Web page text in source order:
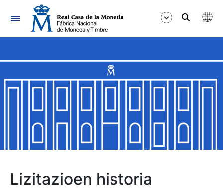
Nabigazioa
Erakutsi/Ezkutatu
Erakutsi/Ezkutatu
Erakutsi/Ezkutatu
Lizitazioen historia